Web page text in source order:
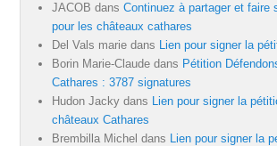
JACOB dansContinuez à partager et faire
pour les châteaux cathares
Del Vals marie dans Lien pour signer la
Borin Marie-Claude dans Pétition
Cathares : 3787 signatures
Hudon Jacky dans Lien pour signer la
châteaux Cathares
Brembilla Michel dans Lien pour signer la